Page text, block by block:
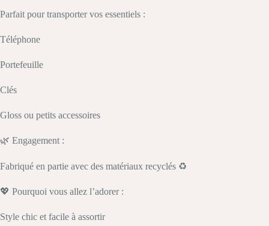
Parfait pour transporter vos essentiels :
Téléphone
Portefeuille
Clés
Gloss ou petits accessoires
🌿 Engagement :
Fabriqué en partie avec des matériaux recyclés ♻️
💖 Pourquoi vous allez l’adorer :
Style chic et facile à assortir